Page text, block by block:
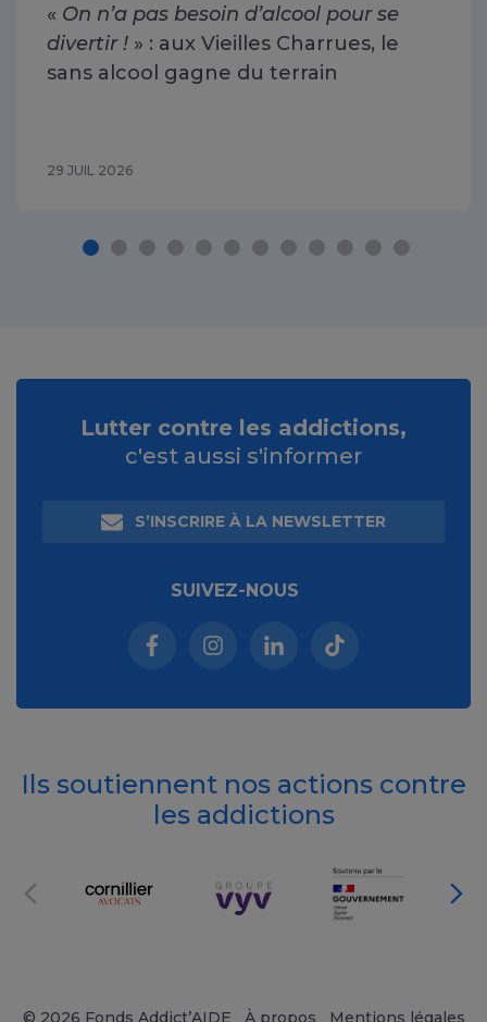
« On n’a pas besoin d’alcool pour se
divertir ! » : aux Vieilles Charrues, le
sans alcool gagne du terrain
29 JUIL 2026
Lutter contre les addictions,
c'est aussi s'informer
S’INSCRIRE À LA NEWSLETTER
SUIVEZ-NOUS
Facebook (nouvelle fenêtre)
Instagram (nouvelle fenêtre)
Linkedin (nouvelle
Tiktok (nouvelle
Ils soutiennent nos actions contre
les addictions
© 2026 Fonds Addict’AIDE À propos Mentions légales